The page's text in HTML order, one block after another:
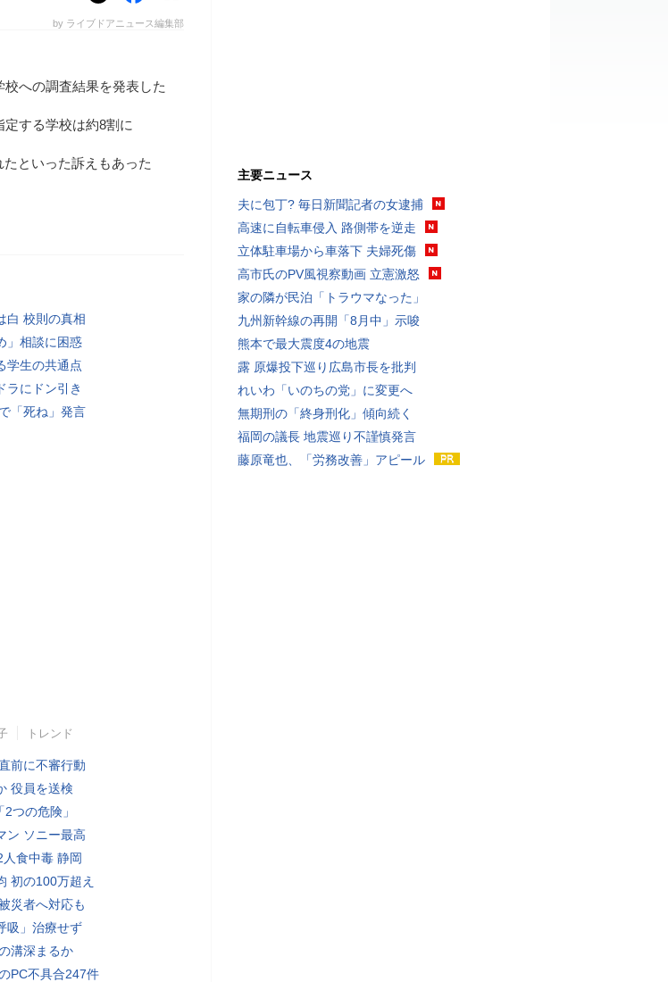
by ライブドアニュース編集部
への調査結果を発表した
する学校は約8割に
といった訴えもあった
白 校則の真相
」相談に困惑
学生の共通点
ラにドン引き
「死ね」発言
トレンド
前に不審行動
役員を送検
つの危険」
ン ソニー最高
食中毒 静岡
初の100万超え
災者へ対応も
吸」治療せず
溝深まるか
PC不具合247件
主要ニュース
夫に包丁? 毎日新聞記者の女逮捕
高速に自転車侵入 路側帯を逆走
立体駐車場から車落下 夫婦死傷
高市氏のPV風視察動画 立憲激怒
家の隣が民泊「トラウマなった」
九州新幹線の再開「8月中」示唆
熊本で最大震度4の地震
露 原爆投下巡り広島市長を批判
れいわ「いのちの党」に変更へ
無期刑の「終身刑化」傾向続く
福岡の議長 地震巡り不謹慎発言
藤原竜也、「労務改善」アピール